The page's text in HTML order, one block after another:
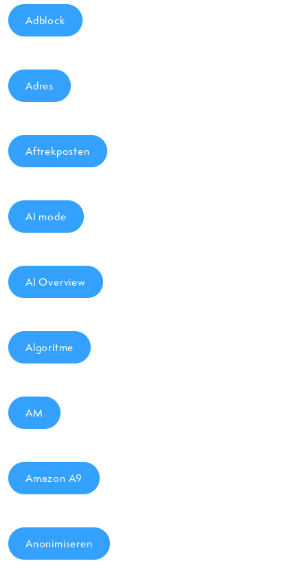
Adblock
Adres
Aftrekposten
AI mode
AI Overview
Algoritme
AM
Amazon A9
Anonimiseren